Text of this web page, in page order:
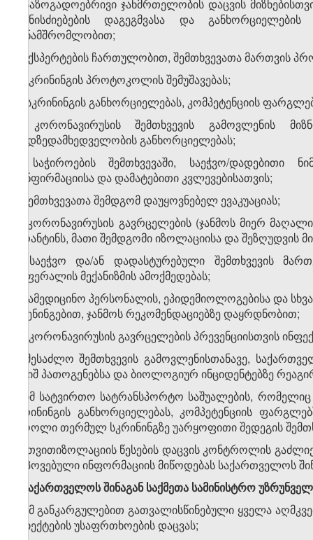
ა) საზოგადოებრივი ჯანმრთელობის დაცვის
ღონისძიებების დაგეგმვასა და
თანამშრომლობით;
ბ) ექსპერტების ჩართულობით, შემთხვევათა მართვის
გ) სკრინინგის პროტოკოლის შემუშავებას;
დ) სკრინინგის განხორციელებას, კომპეტენციის
ე) კორონავირუსის შემთხვევის გამოვლენის
ეპიდზედამხედველობის განხორციელებას;
ვ) საჭიროების შემთხვევაში, საეჭვო/დადებითი
კონფირმაციისა და დამატებითი კვლევებისათვის;
ზ) შემთხვევათა შემდგომ დაუყოვნებელ ევაკუაციას;
თ) კორონავირუსის გავრცელების (ჯანმოს მიერ
კარანტინს, მათი შემდგომი იზოლაციისა და შეზღუდვის
ი) საეჭვო და/ან დადასტურებული შემთხვევის
რეფერალის მექანიზმის ამოქმედებას;
კ) სამედიცინო პერსონალის, ეპიდემიოლოგებისა და
ტრენინგებით, ჯანმოს რეკომენდაციებზე დაყრდნობით;
ლ) კორონავირუსის გავრცელების პრევენციისთვის
მ) შესაძლო შემთხვევის გამოვლენისთანავე,
საშიშ პათოგენებსა და ბიოლოგიურ ინციდენტებზე
ნ) იმ სატვირთო სატრანსპორტო საშუალების,
სკრინინგის განხორციელებას, კომპეტენციის
მძღოლი თერმულ სკრინინგზე უარყოფითი შედეგის
ო) თვითიზოლაციის წესების დაცვის კონტროლის
მოპოვებული ინფორმაციის მიწოდებას საქართველოს
2. საქართველოს შინაგან საქმეთა სამინისტრო
ა) ამ განკარგულებით გათვალისწინებული ყველა
ობიექტების უსაფრთხოების დაცვას;